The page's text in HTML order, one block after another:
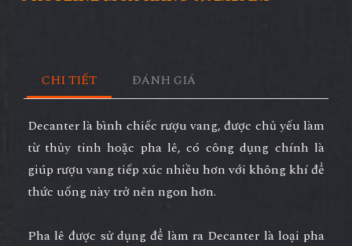
CHI TIẾT ĐÁNH GIÁ
Decanter là bình chiếc rượu vang, được chủ yếu làm
từ thủy tinh hoặc pha lê, có công dụng chính là
giúp rượu vang tiếp xúc nhiều hơn với không khí để
thức uống này trở nên ngon hơn.
Pha lê được sử dụng để làm ra Decanter là loại pha